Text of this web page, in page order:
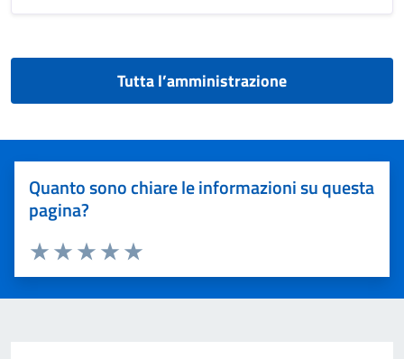
Tutta l’amministrazione
Quanto sono chiare le informazioni su questa
pagina?
Valuta 5 stelle su 5
Valuta 4 stelle su 5
Valuta 3 stelle su 5
Valuta 2 stelle su 5
Valuta 1 stelle su 5